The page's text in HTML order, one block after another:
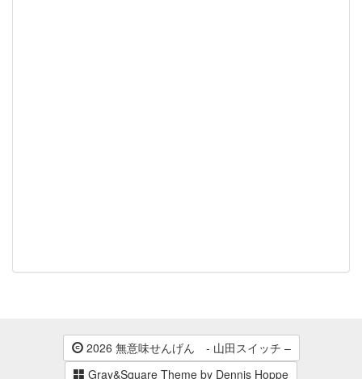
2026 無意味せんげん - 山田スイッチ –
Gray&Square Theme by Dennis Hoppe